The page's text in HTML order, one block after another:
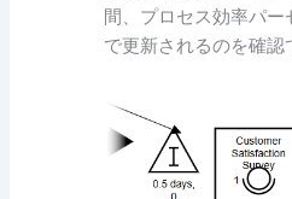
間、プロセス効率パ
で更新されるのを確認